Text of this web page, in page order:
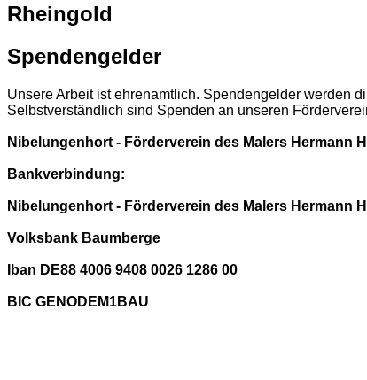
Rheingold
Spendengelder
Unsere Arbeit ist ehrenamtlich. Spendengelder werden
Selbstverständlich sind Spenden an unseren
Nibelungenhort - Förderverein des Malers Hermann
Bankverbindung:
Nibelungenhort - Förderverein des Malers Hermann
Volksbank Baumberge
Iban DE88 4006 9408 0026 1286 00
BIC GENODEM1BAU